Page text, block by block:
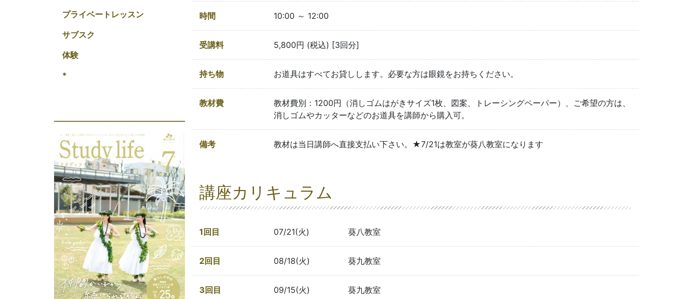
プライベートレッスン
サブスク
体験
*
時間 10:00 ～ 12:00
受講料 5,800円 (税込) [3回分]
持ち物 お道具はすべてお貸しします。必要な方は眼鏡をお持ちください。
教材費
教材費別：1200円（消しゴムはがきサイズ1枚、図案、トレーシングペーパー）、ご希望の方は、
消しゴムやカッターなどのお道具を講師から購入可。
備考 教材は当日講師へ直接支払い下さい。★7/21は教室が葵八教室になります
講座カリキュラム
1回目 07/21(火) 葵八教室
2回目 08/18(火) 葵九教室
3回目 09/15(火) 葵九教室